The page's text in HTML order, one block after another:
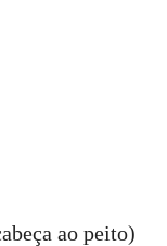
ao peito)